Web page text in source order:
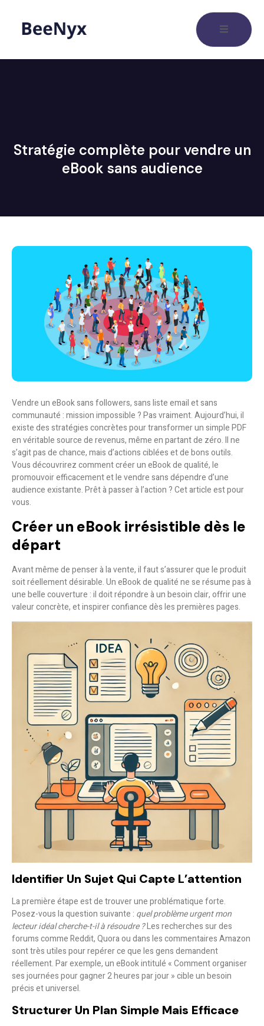
Stratégie complète pour vendre un
eBook sans audience
Vendre un eBook sans followers, sans liste email et sans
communauté : mission impossible ? Pas vraiment. Aujourd’hui, il
existe des stratégies concrètes pour transformer un simple PDF
en véritable source de revenus, même en partant de zéro. Il ne
s’agit pas de chance, mais d’actions ciblées et de bons outils.
Vous découvrirez comment créer un eBook de qualité, le
promouvoir efficacement et le vendre sans dépendre d’une
audience existante.Prêt à passer à l’action ? Cet article est pour
vous.
Créer un eBook irrésistible dès le
départ
Avant même de penser à la vente, il faut s’assurer que le produit
soit réellement désirable. Un eBook de qualité ne se résume pas à
une belle couverture : il doit répondre à un besoin clair, offrir une
valeur concrète, et inspirer confiance dès les premières pages.
Identifier Un Sujet Qui Capte L’attention
La première étape est de trouver une problématique forte.
Posez-vous la question suivante : quel problème urgent mon
lecteur idéal cherche-t-il à résoudre ?Les recherches sur des
forums comme Reddit, Quora ou dans les commentaires Amazon
sont très utiles pour repérer ce que les gens demandent
réellement. Par exemple, un eBook intitulé « Comment organiser
ses journées pour gagner 2 heures par jour »cible un besoin
précis et universel.
Structurer Un Plan Simple Mais Efficace